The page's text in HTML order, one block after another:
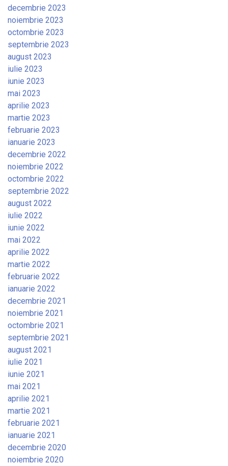
decembrie 2023
noiembrie 2023
octombrie 2023
septembrie 2023
august 2023
iulie 2023
iunie 2023
mai 2023
aprilie 2023
martie 2023
februarie 2023
ianuarie 2023
decembrie 2022
noiembrie 2022
octombrie 2022
septembrie 2022
august 2022
iulie 2022
iunie 2022
mai 2022
aprilie 2022
martie 2022
februarie 2022
ianuarie 2022
decembrie 2021
noiembrie 2021
octombrie 2021
septembrie 2021
august 2021
iulie 2021
iunie 2021
mai 2021
aprilie 2021
martie 2021
februarie 2021
ianuarie 2021
decembrie 2020
noiembrie 2020